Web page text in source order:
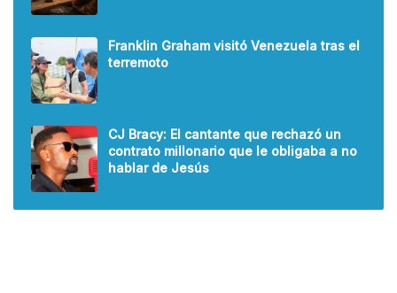
Franklin Graham visitó Venezuela tras el
terremoto
CJ Bracy: El cantante que rechazó un
contrato millonario que le obligaba a no
hablar de Jesús